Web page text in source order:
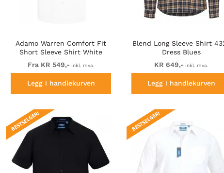
Adamo Warren Comfort Fit
Short Sleeve Shirt White
Fra KR 549,- inkl. mva.
Legg i handlekurven
Blend Long Sleeve Shirt
Dress Blues
KR 649,- inkl. mva.
Legg i handlekurven
BESTSELGER! BESTSELGER!